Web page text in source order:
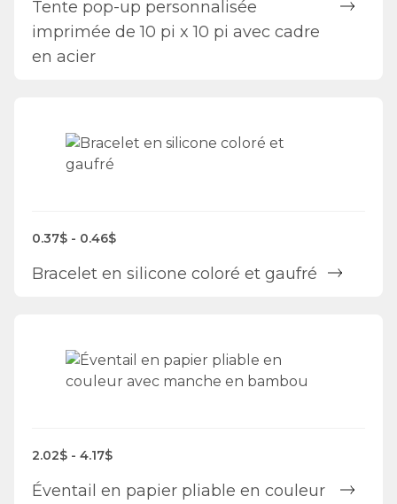
Tente pop-up personnalisée
imprimée de 10 pi x 10 pi avec cadre
en acier
0.37$ - 0.46$
Bracelet en silicone coloré et gaufré
2.02$ - 4.17$
Éventail en papier pliable en couleur